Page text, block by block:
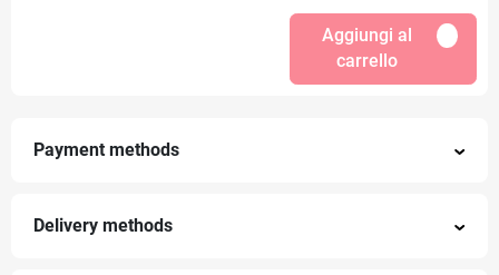
Aggiungi al
carrello
Payment methods
Delivery methods